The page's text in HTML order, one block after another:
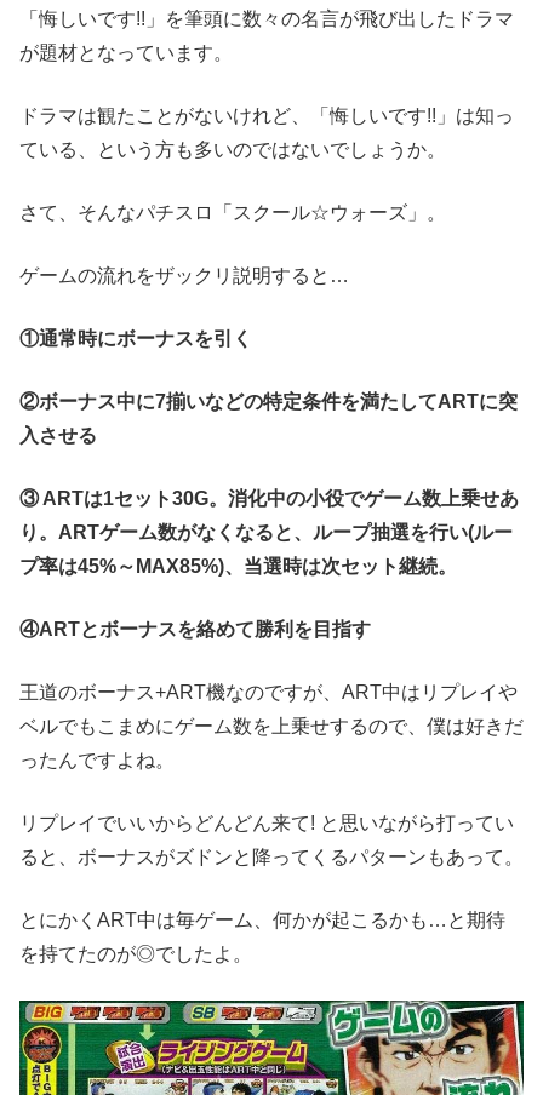
「悔しいです!!」を筆頭に数々の名言が飛び出したドラマ
が題材となっています。
ドラマは観たことがないけれど、「悔しいです!!」は知っ
ている、という方も多いのではないでしょうか。
さて、そんなパチスロ「スクール☆ウォーズ」。
ゲームの流れをザックリ説明すると…
①通常時にボーナスを引く
②ボーナス中に7揃いなどの特定条件を満たしてARTに突
入させる
③ ARTは1セット30G。消化中の小役でゲーム数上乗せあ
り。ARTゲーム数がなくなると、ループ抽選を行い(ルー
プ率は45%～MAX85%)、当選時は次セット継続。
④ARTとボーナスを絡めて勝利を目指す
王道のボーナス+ART機なのですが、ART中はリプレイや
ベルでもこまめにゲーム数を上乗せするので、僕は好きだ
ったんですよね。
リプレイでいいからどんどん来て! と思いながら打ってい
ると、ボーナスがズドンと降ってくるパターンもあって。
とにかくART中は毎ゲーム、何かが起こるかも…と期待
を持てたのが◎でしたよ。